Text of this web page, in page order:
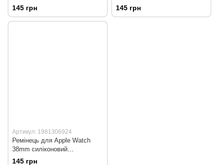
145 грн
синій (M L)
145 грн
Артикул: 1981306924
Ремінець для Apple Watch
38mm силіконовий
фіолетовий (M L)
145 грн